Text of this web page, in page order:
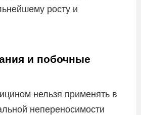
росту и
и побочные
нельзя применять в
непереносимости